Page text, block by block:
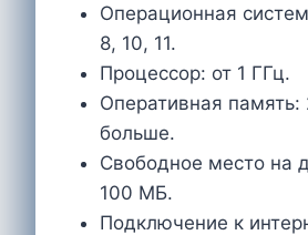
Операционная
8, 10, 11.
Процессор: от 1 ГГц.
Оперативная память:
больше.
Свободное место на
100 МБ.
Подключение к